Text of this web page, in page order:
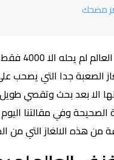
مضحك
اصعب لغز
الصعبة جدا التي يصحب
الا بعد بحث وتقصي
الصحيحة وفي مقالتنا
هذه الالغاز التي من